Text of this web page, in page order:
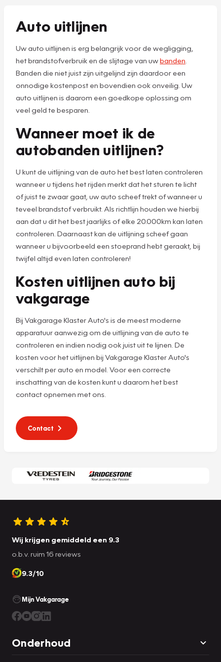
Auto uitlijnen
Uw auto uitlijnen is erg belangrijk voor de wegligging,
het brandstofverbruik en de slijtage van uwbanden
Banden die niet juist zijn uitgelijnd zijn daardoor een
onnodige kostenpost en bovendien ook onveilig. Uw
auto uitlijnen is daarom een goedkope oplossing om
veel geld te besparen.
Wanneer moet ik de
autobanden uitlijnen?
U kunt de uitlijning van de auto het best laten controleren
wanneer u tijdens het rijden merkt dat het sturen te licht
of juist te zwaar gaat, uw auto scheef trekt of wanneer u
teveel brandstof verbruikt. Als richtlijn houden we hierbij
aan dat u dit het best jaarlijks of elke 20.000km kan laten
controleren. Daarnaast kan de uitlijning scheef gaan
wanneer u bijvoorbeeld een stoeprand hebt geraakt, bij
twijfel altijd even laten controleren!
Kosten uitlijnen auto bij
vakgarage
Bij Vakgarage Klaster Auto's is de meest moderne
apparatuur aanwezig om de uitlijning van de auto te
controleren en indien nodig ook juist uit te lijnen. De
kosten voor het uitlijnen bij Vakgarage Klaster Auto's
verschilt per auto en model. Voor een correcte
inschatting van de kosten kunt u daarom het best
contact opnemen met ons.
Contact
Wij krijgen gemiddeld een 9.3
o.b.v. ruim 16 reviews
9.3/10
Mijn Vakgarage
Onderhoud